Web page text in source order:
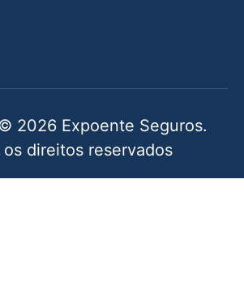
2026 Expoente Seguros.
os direitos reservados